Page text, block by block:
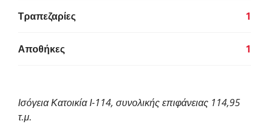
Τραπεζαρίες 1
Αποθήκες 1
Ισόγεια Κατοικία Ι-114, συνολικής επιφάνειας 114,95
τ.μ.